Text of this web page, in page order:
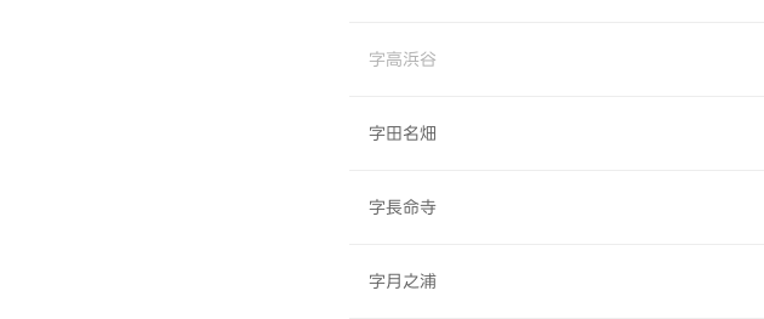
字高浜谷
字田名畑
字長命寺
字月之浦